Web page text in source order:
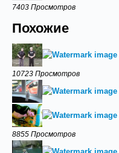
7403 Просмотров
Похожие
10723 Просмотров
8855 Просмотров